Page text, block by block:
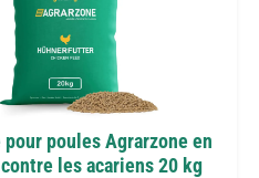
poules Agrarzone en
les acariens 20 kg